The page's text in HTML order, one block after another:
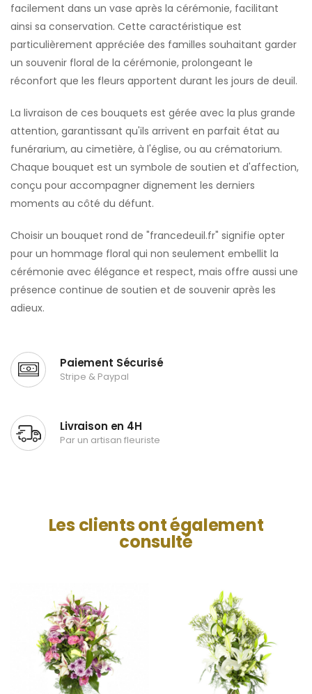
facilement dans un vase après la cérémonie, facilitant
ainsi sa conservation. Cette caractéristique est
particulièrement appréciée des familles souhaitant garder
un souvenir floral de la cérémonie, prolongeant le
réconfort que les fleurs apportent durant les jours de deuil.
La livraison de ces bouquets est gérée avec la plus grande
attention, garantissant qu'ils arrivent en parfait état au
funérarium, au cimetière, à l'église, ou au crématorium.
Chaque bouquet est un symbole de soutien et d'affection,
conçu pour accompagner dignement les derniers
moments au côté du défunt.
Choisir un bouquet rond de "francedeuil.fr" signifie opter
pour un hommage floral qui non seulement embellit la
cérémonie avec élégance et respect, mais offre aussi une
présence continue de soutien et de souvenir après les
adieux.
Paiement Sécurisé
Stripe & Paypal
Livraison en 4H
Par un artisan fleuriste
Les clients ont également
consulté